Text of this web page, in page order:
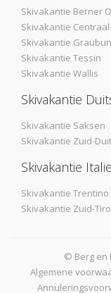
Skivakantie Berner
Skivakantie
Skivakantie
Skivakantie Tessin
Skivakantie Wallis
Skivakantie
Skivakantie Saksen
Skivakantie Zuid-
Skivakantie Italie
Skivakantie Trentino
Skivakantie Zuid-
© Berg en
Algemene